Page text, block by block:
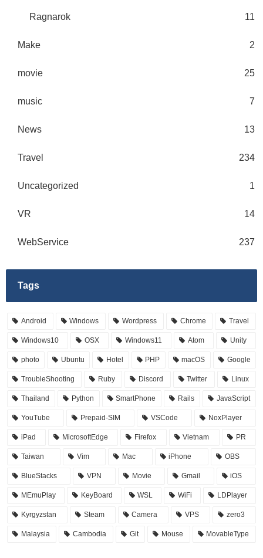
Ragnarok 11
Make 2
movie 25
music 7
News 13
Travel 234
Uncategorized 1
VR 14
WebService 237
Tags
Android Windows Wordpress Chrome Travel
Windows10 OSX Windows11 Atom Unity
photo Ubuntu Hotel PHP macOS Google
TroubleShooting Ruby Discord Twitter Linux
Thailand Python SmartPhone Rails JavaScript
YouTube Prepaid-SIM VSCode NoxPlayer
iPad MicrosoftEdge Firefox Vietnam PR
Taiwan Vim Mac iPhone OBS
BlueStacks VPN Movie Gmail iOS
MEmuPlay KeyBoard WSL WiFi LDPlayer
Kyrgyzstan Steam Camera VPS zero3
Malaysia Cambodia Git Mouse MovableType